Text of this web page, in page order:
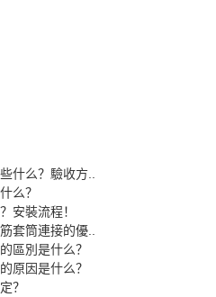
什么？驗收方..
么？
安裝流程！
套筒連接的優..
區別是什么？
原因是什么？
？